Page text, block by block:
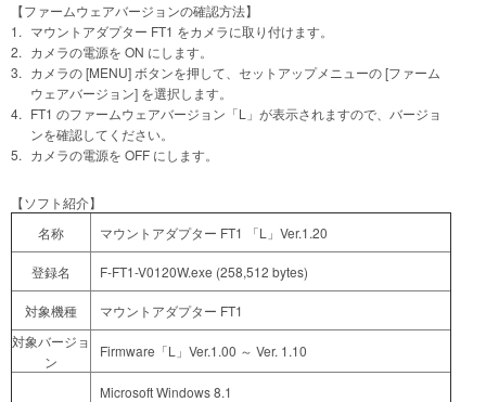
【ファームウェアバージョンの確認方法】
1. マウントアダプター FT1 をカメラに取り付けます。
2. カメラの電源を ON にします。
3. カメラの [MENU] ボタンを押して、セットアップメニューの [ファーム
ウェアバージョン] を選択します。
4. FT1 のファームウェアバージョン「L」が表示されますので、バージョ
ンを確認してください。
5. カメラの電源を OFF にします。
【ソフト紹介】
名称
マウントアダプター FT1 「L」Ver.1.20
登録名 F-FT1-V0120W.exe (258,512 bytes)
対象機種
マウントアダプター FT1
対象バージョ
ン
Firmware「L」Ver.1.00 ～ Ver. 1.10
Microsoft Windows 8.1